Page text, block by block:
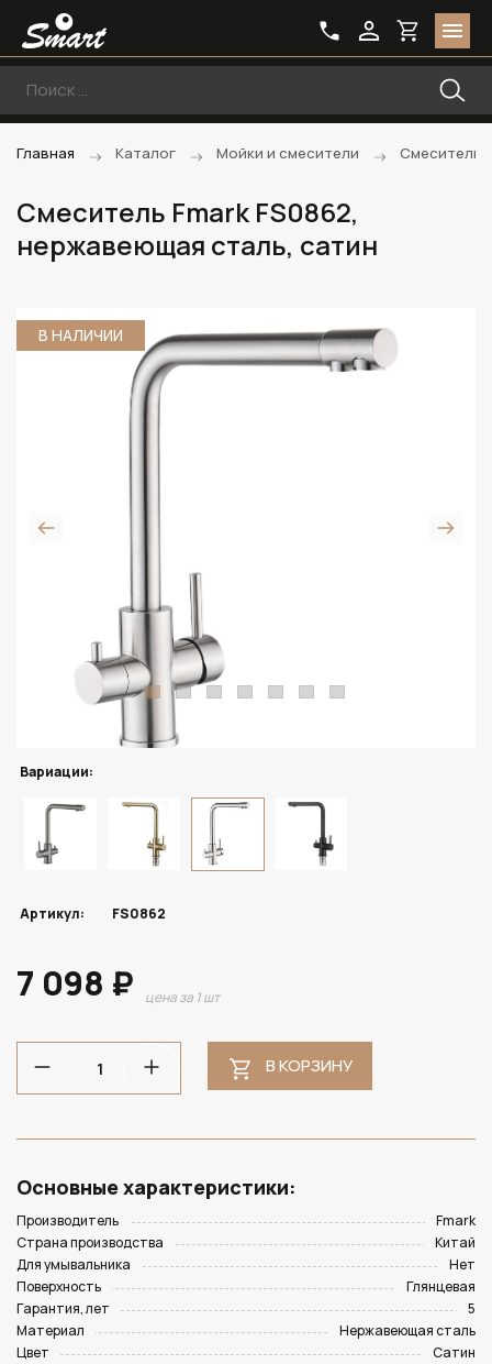
Главная Каталог Мойки и смесители Смесители
Смеситель Fmark FS0862,
нержавеющая сталь, сатин
В НАЛИЧИИ
Вариации:
Артикул: FS0862
7 098 ₽ цена за 1 шт
В КОРЗИНУ
Основные характеристики:
Производитель
Fmark
Страна производства
Китай
Для умывальника
Нет
Поверхность
Глянцевая
Гарантия, лет
5
Материал
Нержавеющая сталь
Цвет
Сатин